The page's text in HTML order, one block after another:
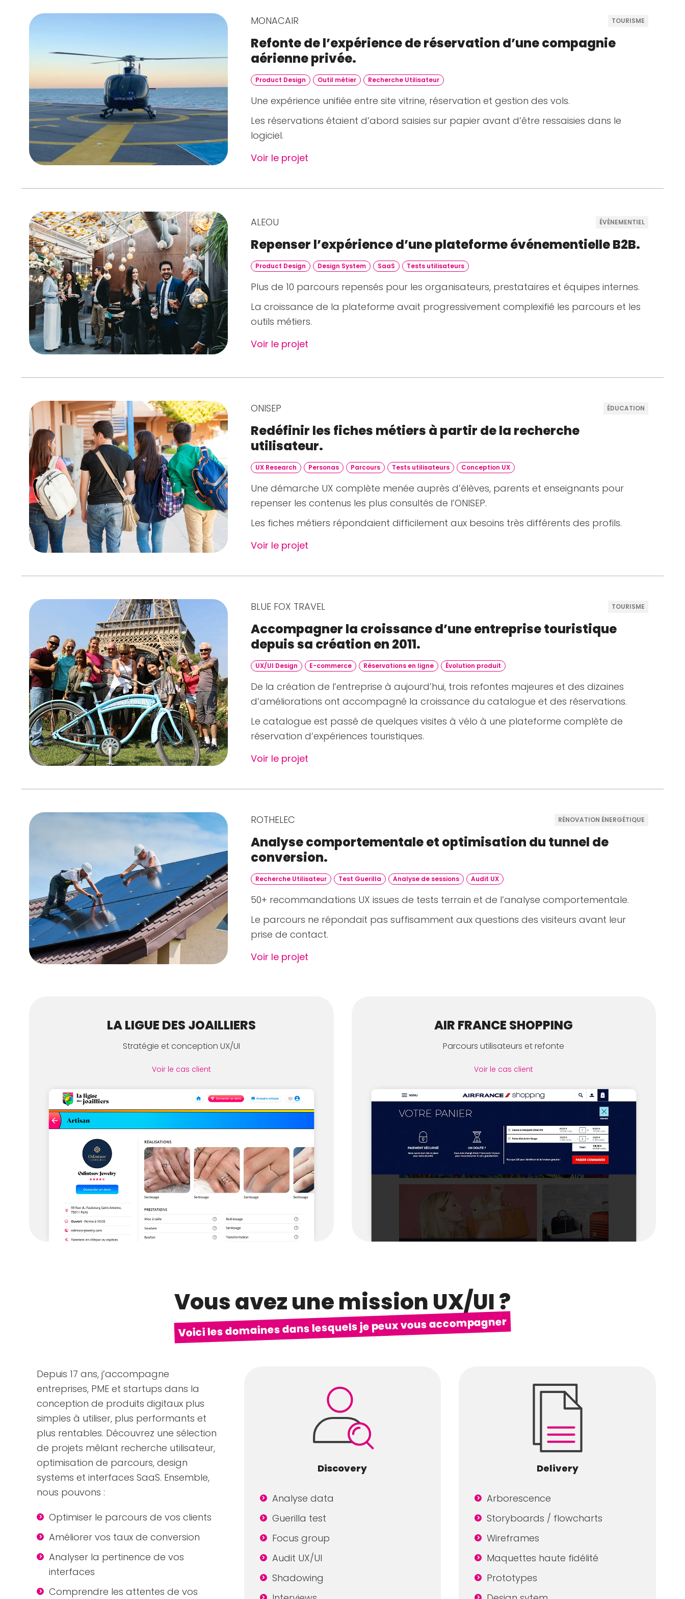
MONACAIR TOURISME
Refonte de l’expérience de réservation d’une compagnie
aérienne privée.
Product Design Outil métier Recherche Utilisateur
Une expérience unifiée entre site vitrine, réservation et gestion des vols.
Les réservations étaient d’abord saisies sur papier avant d’être ressaisies dans le
logiciel.
Voir le projet
ALEOU ÉVÈNEMENTIEL
Repenser l’expérience d’une plateforme événementielle B2B.
Product Design Design System SaaS Tests utilisateurs
Plus de 10 parcours repensés pour les organisateurs, prestataires et équipes internes.
La croissance de la plateforme avait progressivement complexifié les parcours et les
outils métiers.
Voir le projet
ONISEP ÉDUCATION
Redéfinir les fiches métiers à partir de la recherche
utilisateur.
UX Research Personas Parcours Tests utilisateurs Conception UX
Une démarche UX complète menée auprès d’élèves, parents et enseignants pour
repenser les contenus les plus consultés de l’ONISEP.
Les fiches métiers répondaient difficilement aux besoins très différents des profils.
Voir le projet
BLUE FOX TRAVEL TOURISME
Accompagner la croissance d’une entreprise touristique
depuis sa création en 2011.
UX/UI Design E-commerce Réservations en ligne Évolution produit
De la création de l’entreprise à aujourd’hui, trois refontes majeures et des dizaines
d’améliorations ont accompagné la croissance du catalogue et des réservations.
Le catalogue est passé de quelques visites à vélo à une plateforme complète de
réservation d’expériences touristiques.
Voir le projet
ROTHELEC RÉNOVATION ÉNERGÉTIQUE
Analyse comportementale et optimisation du tunnel de
conversion.
Recherche Utilisateur Test Guerilla Analyse de sessions Audit UX
50+ recommandations UX issues de tests terrain et de l’analyse comportementale.
Le parcours ne répondait pas suffisamment aux questions des visiteurs avant leur
prise de contact.
Voir le projet
LA LIGUE DES JOAILLIERS
Stratégie et conception UX/UI
Voir le cas client
AIR FRANCE SHOPPING
Parcours utilisateurs et refonte
Voir le cas client
Vous avez une mission UX/UI ?
Voici les domaines dans lesquels je peux vous accompagner
Depuis 17 ans, j’accompagne
entreprises, PME et startups dans la
conception de produits digitaux plus
simples à utiliser, plus performants et
plus rentables. Découvrez une sélection
de projets mêlant recherche utilisateur,
optimisation de parcours, design
systems et interfaces SaaS. Ensemble,
nous pouvons :
Optimiser le parcours de vos clients
Améliorer vos taux de conversion
Analyser la pertinence de vos
interfaces
Comprendre les attentes de vos
Discovery
Analyse data
Guerilla test
Focus group
Audit UX/UI
Shadowing
Delivery
Arborescence
Storyboards / flowcharts
Wireframes
Maquettes haute fidélité
Prototypes